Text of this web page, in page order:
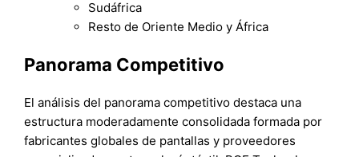
Sudáfrica
Resto de Oriente Medio y África
Panorama Competitivo
El análisis del panorama competitivo destaca una
estructura moderadamente consolidada formada por
fabricantes globales de pantallas y proveedores